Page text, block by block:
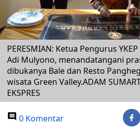
PERESMIAN: Ketua Pengurus
Adi Mulyono, menandatangani
dibukanya Bale dan Resto
wisata Green Valley.ADAM
EKSPRES
0 Komentar